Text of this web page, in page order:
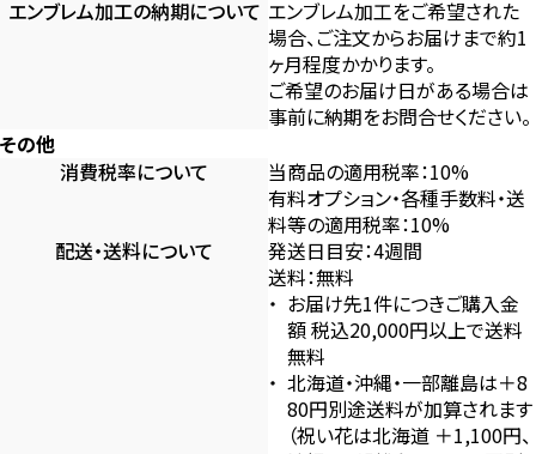
エンブレム加工の納期について エンブレム加工をご希望された
場合、ご注文からお届けまで約1
ヶ月程度かかります。
ご希望のお届け日がある場合は
事前に納期をお問合せください。
その他
消費税率について
当商品の適用税率：10%
有料オプション・各種手数料・送
料等の適用税率：10%
配送・送料について
発送日目安：4週間
送料：無料
お届け先1件につきご購入金
額 税込20,000円以上で送料
無料
北海道・沖縄・一部離島は＋8
80円別途送料が加算されます
（祝い花は北海道 ＋1,100円、